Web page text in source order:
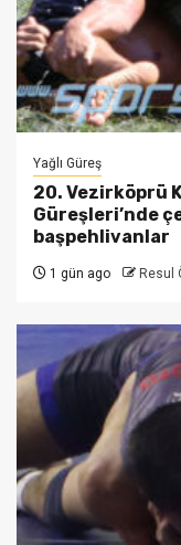
Yağlı Güreş
20. Vezirköprü
Güreşleri’nde
başpehlivanlar
1 gün ago Resul